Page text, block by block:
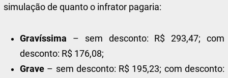
simulação de quanto o infrator pagaria:
Gravíssima – sem desconto: R$ 293,47; com
desconto: R$ 176,08;
Grave – sem desconto: R$ 195,23; com desconto: